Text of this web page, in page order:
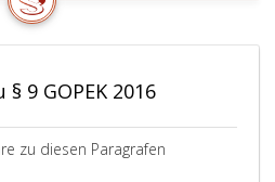
9 GOPEK 2016
zu diesen Paragrafen